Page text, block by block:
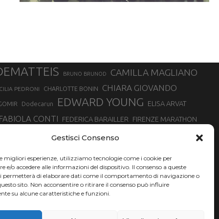
Gestisci Consenso
migliori esperienze, utilizziamo tecnologie come i cookie per
e/o accedere alle informazioni del dispositivo. Il consenso a queste
permetterà di elaborare dati come il comportamento di navigazione o
sito. Non acconsentire o ritirare il consenso può influire
su alcune caratteristiche e funzioni.
BRUNO BRUNOD CAMILLA MAGLIANO
PEDRONI CHARLOTTE BONIN CHIARA GIOVANDO
Dodecarun EDWARD YOUNG ELISA ARVAT
FABIOLA CONTI FEDERICA BARAILLER FIRENZE MARATHON
GIOVANNA EPIS GIULIANO CAVALLO
DI TORINO MARATONINA MARCELLA BELLETTI MARCO OLMO
MONVISO VERTICAL RACE NADIA BATTOCLETTI
BONALDI SILVIA RAMPAZZO